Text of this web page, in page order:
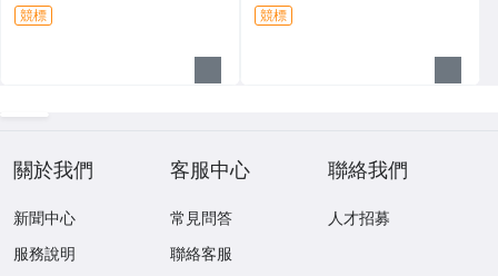
競標 競標
關於我們
新聞中心
服務說明
客服中心
常見問答
聯絡客服
聯絡我們
人才招募